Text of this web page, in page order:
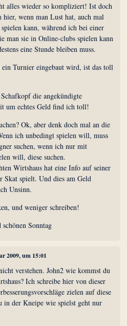
alles wieder so kompliziert! Ist doch
hier, wenn man Lust hat, auch mal
kann, während ich bei einer
man sie in Online-clubs spielen kann
eine Stunde bleiben muss.
ein Turnier eingebaut wird, ist das toll
die angekündigte
um echtes Geld find ich toll!
Ok, aber denk doch mal an die
ich unbedingt spielen will, muss
suchen, wenn ich nur mit
will, diese suchen.
Wirtshaus hat eine Info auf seiner
Skat spielt. Und dies am Geld
Unsinn.
und weniger schreiben!
Sonntag
2009, um 15:01
verstehen. John2 wie kommst du
Ich schreibe hier von dieser
zielen auf diese
in der Kneipe wie spielst geht nur